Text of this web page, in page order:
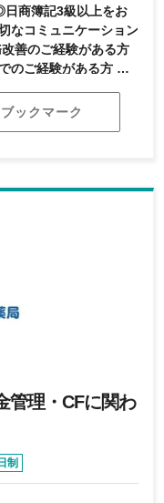
商簿記3級以上をお
なコミュニケーション
のご経験がある方 〇
テムのご経験がある
ブックマーク
管理・CFに関わ
制